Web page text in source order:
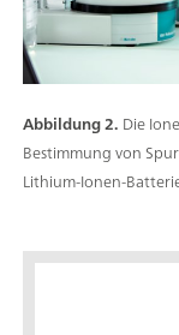
Abbildung 2. Die
Bestimmung von
Lithium-Ionen-